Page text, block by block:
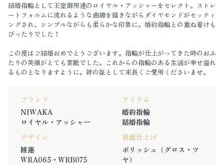
結婚指輪として王室御用達のロイヤル・アッシャーをセレクト。ストレ
ートフォルムに流れるような曲線を描きながらダイヤモンドがセッティ
ングされ、シンプルながらも柔らかな印象に。婚約指輪との重ね着けも
ぴったりでした！
この度はご結婚おめでとうございます。指輪が仕上がってきた時のおふ
たりの笑顔がとても素敵でした。これからの指輪のある生活が幸せ溢れ
るものとなりますように。絆の証として末長くご愛用くださいませ。
ブランド
NIWAKA
ロイヤル・アッシャー
アイテム
婚約指輪
結婚指輪
デザイン
睡蓮
WRA065・WRB075
表面仕上げ
ポリッシュ（グロス・ツ
ヤ）